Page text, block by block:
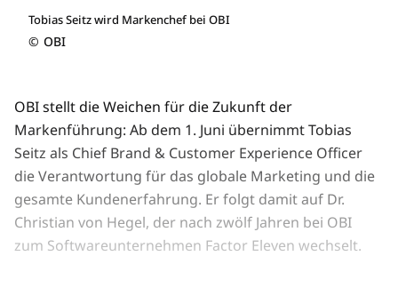
Tobias Seitz wird Markenchef bei OBI
© OBI
OBI stellt die Weichen für die Zukunft der
Markenführung: Ab dem 1. Juni übernimmt Tobias
Seitz als Chief Brand & Customer Experience Officer
die Verantwortung für das globale Marketing und die
gesamte Kundenerfahrung. Er folgt damit auf Dr.
Christian von Hegel, der nach zwölf Jahren bei OBI
zum Softwareunternehmen Factor Eleven wechselt.